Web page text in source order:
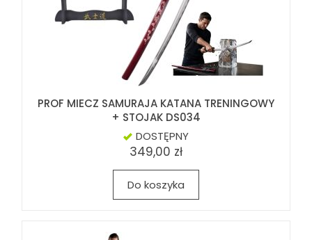
PROF MIECZ SAMURAJA KATANA TRENINGOWY
+ STOJAK DS034
DOSTĘPNY
349,00 zł
Do koszyka